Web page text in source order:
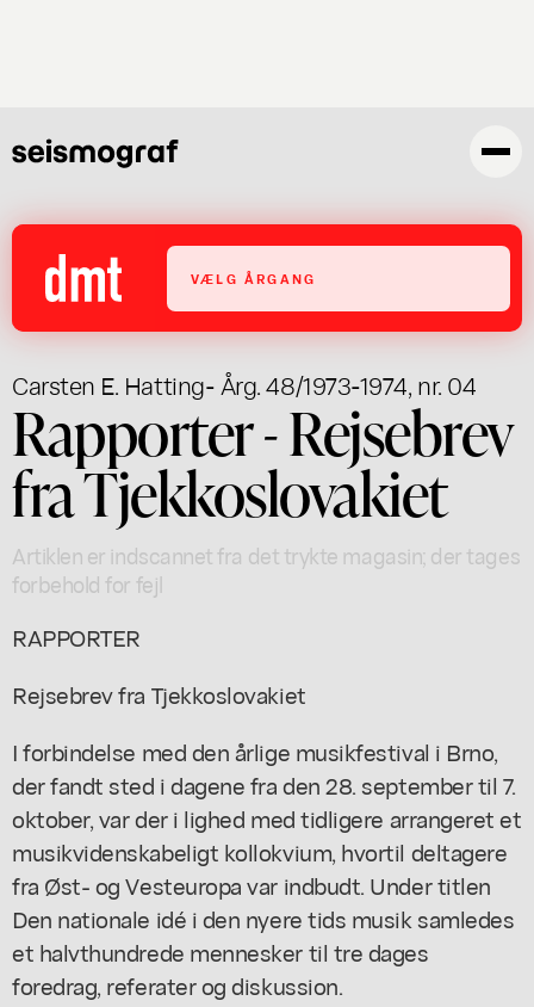
VÆLG ÅRGANG
Carsten E. Hatting- Årg. 48/1973-1974, nr. 04
Rapporter - Rejsebrev
fra Tjekkoslovakiet
Artiklen er indscannet fra det trykte magasin; der tages
forbehold for fejl
RAPPORTER
Rejsebrev fra Tjekkoslovakiet
I forbindelse med den årlige musikfestival i Brno,
der fandt sted i dagene fra den 28. september til 7.
oktober, var der i lighed med tidligere arrangeret et
musikvidenskabeligt kollokvium, hvortil deltagere
fra Øst- og Vesteuropa var indbudt. Under titlen
Den nationale idé i den nyere tids musik samledes
et halvthundrede mennesker til tre dages
foredrag, referater og diskussion.